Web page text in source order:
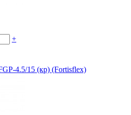
+
4.5/15 (кр) (Fortisflex)